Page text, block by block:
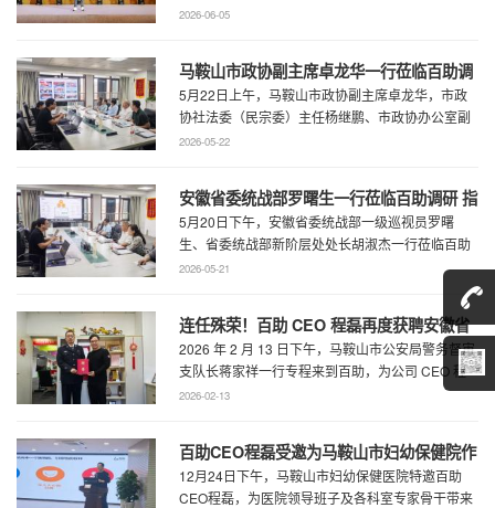
慧受邀参会，与360集团副总裁黄剑及行业各合作
2026-06-05
马鞍山市政协副主席卓龙华一行莅临百助调
研指导工作
5月22日上午，马鞍山市政协副主席卓龙华，市政
协社法委（民宗委）主任杨继鹏、市政协办公室副
主任何慧、市政协专委会综合五科副科长 ...
2026-05-22
安徽省委统战部罗曙生一行莅临百助调研 指
导新阶层人士工作
5月20日下午，安徽省委统战部一级巡视员罗曙
生、省委统战部新阶层处处长胡淑杰一行莅临百助
走访调研，马鞍山市委统战部副部长王林陪 ...
2026-05-21
连任殊荣！百助 CEO 程磊再度获聘安徽省
公安厅党风政风警风监督员
2026 年 2 月 13 日下午，马鞍山市公安局警务督审
支队长蒋家祥一行专程来到百助，为公司 CEO 程
磊现场颁发安徽省公安厅党风 ...
2026-02-13
百助CEO程磊受邀为马鞍山市妇幼保健院作
专题演讲 共绘“超越医疗”发展新蓝图
12月24日下午，马鞍山市妇幼保健医院特邀百助
CEO程磊，为医院领导班子及各科室专家骨干带来